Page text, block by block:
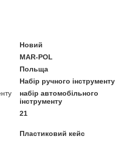
Новий
MAR-POL
Польща
Набір ручного інструменту
набір автомобільного
інструменту
21
Пластиковий кейс